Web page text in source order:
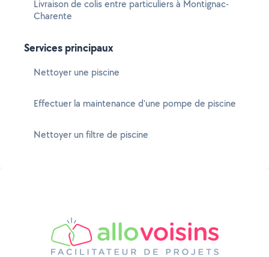
Livraison de colis entre particuliers à Montignac-
Charente
Services principaux
Nettoyer une piscine
Effectuer la maintenance d'une pompe de piscine
Nettoyer un filtre de piscine